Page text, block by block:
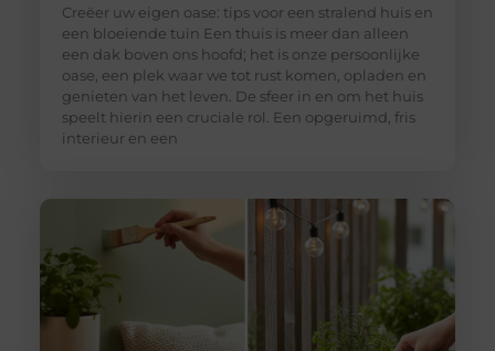
Creëer uw eigen oase: tips voor een stralend huis en
een bloeiende tuin Een thuis is meer dan alleen
een dak boven ons hoofd; het is onze persoonlijke
oase, een plek waar we tot rust komen, opladen en
genieten van het leven. De sfeer in en om het huis
speelt hierin een cruciale rol. Een opgeruimd, fris
interieur en een